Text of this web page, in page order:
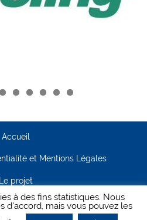
Accueil
et Mentions Légales
Le projet
Contact
à des fins statistiques. Nous
d'accord, mais vous pouvez les